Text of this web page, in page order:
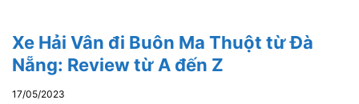
Xe Hải Vân đi Buôn Ma Thuột từ Đà
Nẵng: Review từ A đến Z
17/05/2023